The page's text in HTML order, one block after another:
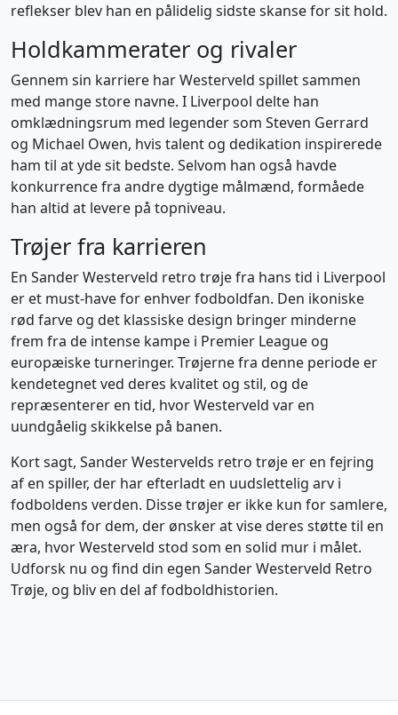
reflekser blev han en pålidelig sidste skanse for sit hold.
Holdkammerater og rivaler
Gennem sin karriere har Westerveld spillet sammen
med mange store navne. I Liverpool delte han
omklædningsrum med legender som Steven Gerrard
og Michael Owen, hvis talent og dedikation inspirerede
ham til at yde sit bedste. Selvom han også havde
konkurrence fra andre dygtige målmænd, formåede
han altid at levere på topniveau.
Trøjer fra karrieren
En Sander Westerveld retro trøje fra hans tid i Liverpool
er et must-have for enhver fodboldfan. Den ikoniske
rød farve og det klassiske design bringer minderne
frem fra de intense kampe i Premier League og
europæiske turneringer. Trøjerne fra denne periode er
kendetegnet ved deres kvalitet og stil, og de
repræsenterer en tid, hvor Westerveld var en
uundgåelig skikkelse på banen.
Kort sagt, Sander Westervelds retro trøje er en fejring
af en spiller, der har efterladt en uudslettelig arv i
fodboldens verden. Disse trøjer er ikke kun for samlere,
men også for dem, der ønsker at vise deres støtte til en
æra, hvor Westerveld stod som en solid mur i målet.
Udforsk nu og find din egen Sander Westerveld Retro
Trøje, og bliv en del af fodboldhistorien.